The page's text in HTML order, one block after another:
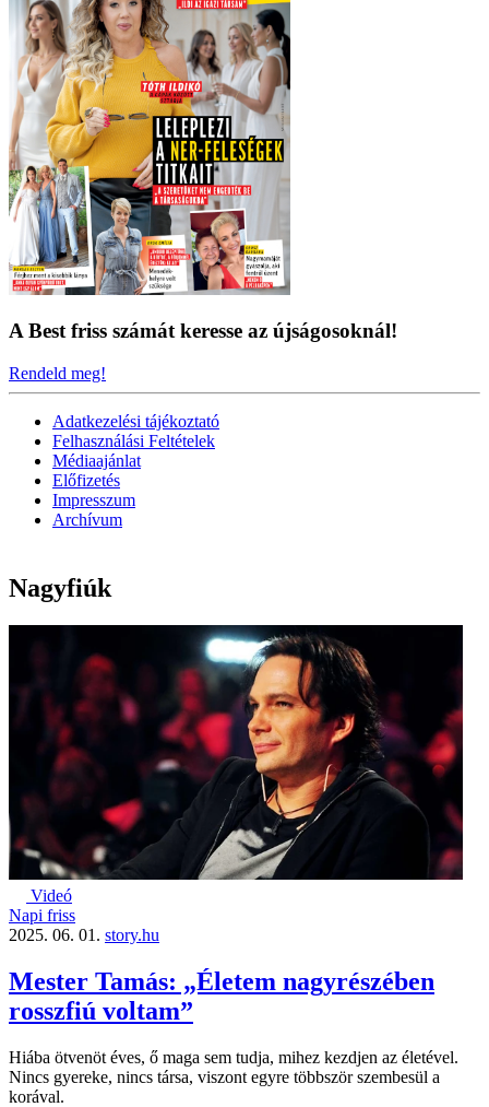
A Best friss számát keresse az újságosoknál!
Rendeld meg!
Adatkezelési tájékoztató
Felhasználási Feltételek
Médiaajánlat
Előfizetés
Impresszum
Archívum
Nagyfiúk
Videó
Napi friss
2025. 06. 01. story.hu
Mester Tamás: „Életem nagyrészében
rosszfiú voltam”
Hiába ötvenöt éves, ő maga sem tudja, mihez kezdjen az életével.
Nincs gyereke, nincs társa, viszont egyre többször szembesül a
korával.